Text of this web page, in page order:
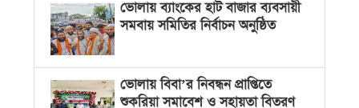
ভোলায় ব্যাংকের হাট বাজার ব্যবসায়ী
সমবায় সমিতির নির্বাচন অনুষ্ঠিত
ভোলায় বিবা’র নিবন্ধন প্রাপ্তিতে
শুকরিয়া সমাবেশ ও সহায়তা বিতরণ